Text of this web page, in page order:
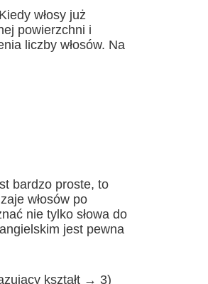
włosy już
powierzchni i
liczby włosów. Na
bardzo proste, to
włosów po
nie tylko słowa do
jest pewna
kształt → 3)